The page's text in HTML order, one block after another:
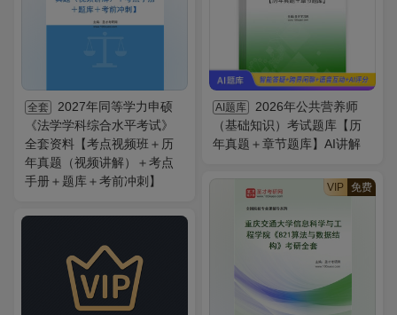
全套
2027年同等学力申硕
《法学学科综合水平考试》
全套资料【考点视频班＋历
年真题（视频讲解）＋考点
手册＋题库＋考前冲刺】
AI题库
2026年公共营养师
（基础知识）考试题库【历
年真题＋章节题库】AI讲解
VIP 免费